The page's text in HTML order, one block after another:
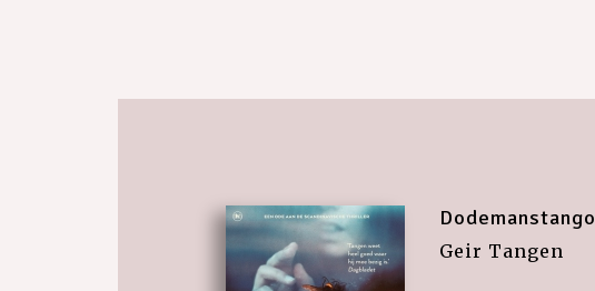
Dodemanstango
Geir Tangen